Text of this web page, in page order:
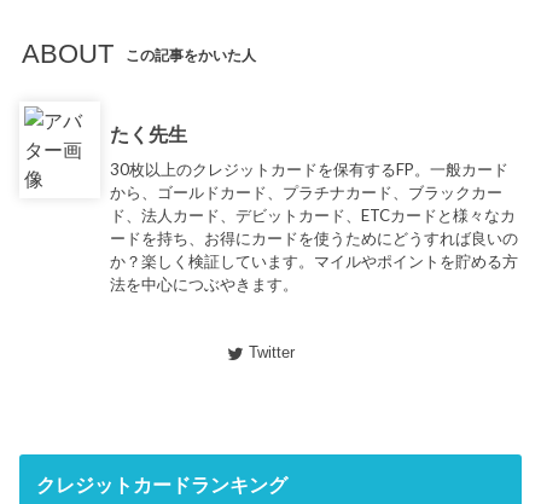
ABOUT この記事をかいた人
たく先生
30枚以上のクレジットカードを保有するFP。一般カード
から、ゴールドカード、プラチナカード、ブラックカー
ド、法人カード、デビットカード、ETCカードと様々なカ
ードを持ち、お得にカードを使うためにどうすれば良いの
か？楽しく検証しています。マイルやポイントを貯める方
法を中心につぶやきます。
Twitter
クレジットカードランキング